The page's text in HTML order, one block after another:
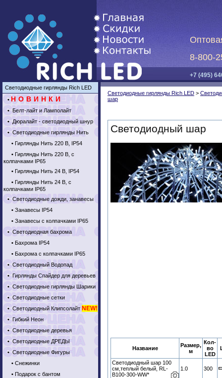
8-800-
+7 (495)
Светодиодные гирлянды Rich LED
•НОВИНКИ
•Белт-лайт и Ламполайт
•Дюралайт - светодиодный шнур
•Светодиодные гирлянды Нить
• Гирлянды Нить 220 В, IP54
• Гирлянды Нить 220 В, с
колпачками IP65
• Гирлянды Нить 24 В, IP54
• Гирлянды Нить 24 В, с
колпачками IP65
•Светодиодные дожди, занавесы
• Занавесы IP54
• Занавесы с колпачками IP65
•Светодиодная бахрома
• Бахрома IP54
• Бахрома с колпачками IP65
•Светодиодный Водопад
•Гирлянды Спайдер для деревьев
•Светодиодные гирлянды Шарики
•Светодиодные сетки
•Светодиодный Клипсолайт NEW!
•Гибкий Неон
•Светодиодные деревья
•Светодиодные ДРЕДЫ
•Светодиодные Фигуры
• Снежинки
• Подарок с бантом
Светодиодные гирлянды Rich LED >
шар
Светодиодный шар
Название
Размер,
м
Кол-
во
LED
Светодиодный шар 100
см,теплый белый, RL-
B100-300-WW*
1.0 300